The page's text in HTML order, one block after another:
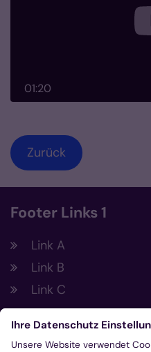
01:20
Zurück
Footer Links 1
Link A
Link B
Link C
Footer Links 2